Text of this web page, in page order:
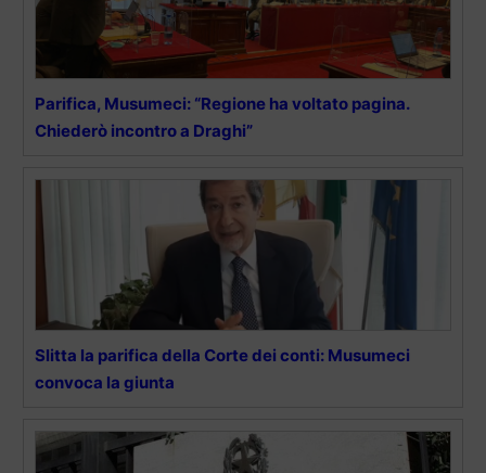
Parifica, Musumeci: “Regione ha voltato pagina.
Chiederò incontro a Draghi”
Slitta la parifica della Corte dei conti: Musumeci
convoca la giunta